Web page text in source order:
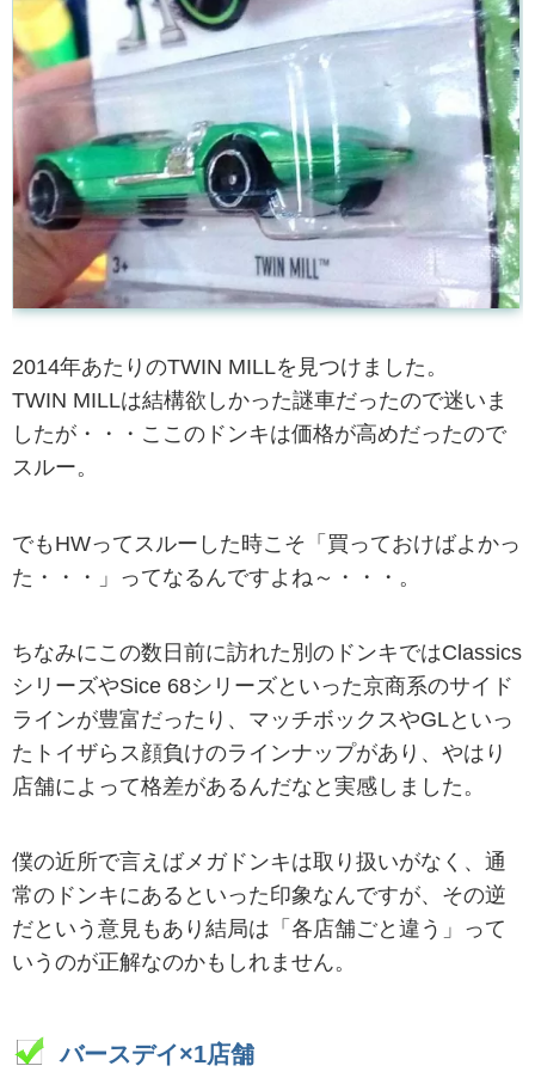
2014年あたりのTWIN MILLを見つけました。
TWIN MILLは結構欲しかった謎車だったので迷いま
したが・・・ここのドンキは価格が高めだったので
スルー。
でもHWってスルーした時こそ「買っておけばよかっ
た・・・」ってなるんですよね～・・・。
ちなみにこの数日前に訪れた別のドンキではClassics
シリーズやSice 68シリーズといった京商系のサイド
ラインが豊富だったり、マッチボックスやGLといっ
たトイザらス顔負けのラインナップがあり、やはり
店舗によって格差があるんだなと実感しました。
僕の近所で言えばメガドンキは取り扱いがなく、通
常のドンキにあるといった印象なんですが、その逆
だという意見もあり結局は「各店舗ごと違う」って
いうのが正解なのかもしれません。
バースデイ×1店舗